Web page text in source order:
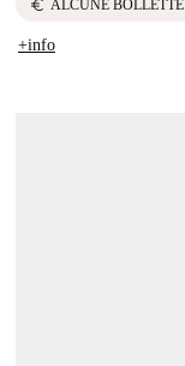
euro ALCUNE
+info